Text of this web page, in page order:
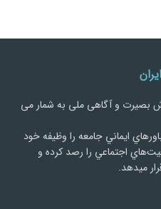
بصیرت و آگاهی ملی به شمار می
ايماني جامعه را وظيفه خود
اجتماعي را رصد کرده و
میدهد.